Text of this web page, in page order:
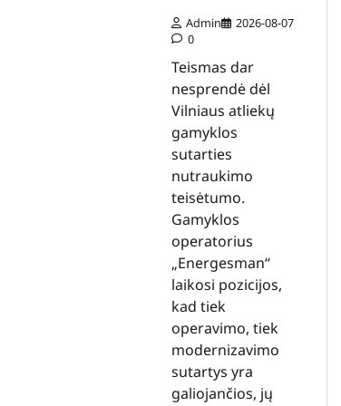
Admin
2026-08-07
0
Teismas dar
nesprendė dėl
Vilniaus atliekų
gamyklos
sutarties
nutraukimo
teisėtumo.
Gamyklos
operatorius
„Energesman“
laikosi pozicijos,
kad tiek
operavimo, tiek
modernizavimo
sutartys yra
galiojančios, jų